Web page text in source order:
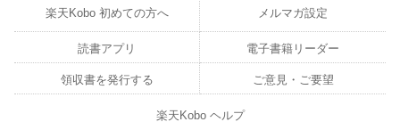
楽天Kobo 初めての方へ メルマガ設定
読書アプリ 電子書籍リーダー
領収書を発行する ご意見・ご要望
楽天Kobo ヘルプ